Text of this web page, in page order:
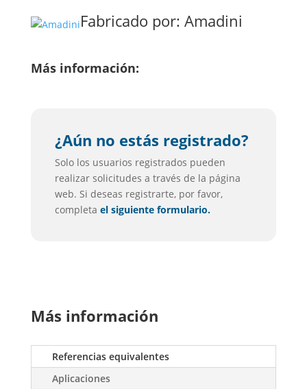
Fabricado por: Amadini
Más información:
¿Aún no estás registrado?
Solo los usuarios registrados pueden
realizar solicitudes a través de la página
web. Si deseas registrarte, por favor,
completa el siguiente formulario.
Más información
Referencias equivalentes
Aplicaciones